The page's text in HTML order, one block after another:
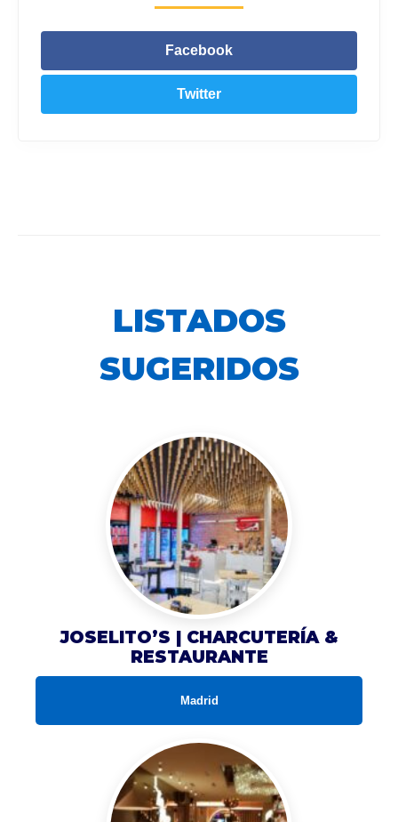
Facebook
Twitter
LISTADOS
SUGERIDOS
JOSELITO’S | CHARCUTERÍA &
RESTAURANTE
Madrid